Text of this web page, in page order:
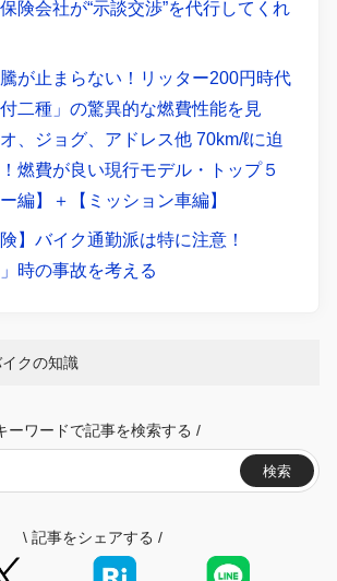
険会社が“示談交渉”を代行してくれ
が止まらない！リッター200円時代
二種」の驚異的な燃費性能を見
、ジョグ、アドレス他 70km/ℓに迫
燃費が良い現行モデル・トップ５
編】＋【ミッション車編】
険】バイク通勤派は特に注意！
」時の事故を考える
クの知識
ーワードで記事を検索する /
検索
\ 記事をシェアする /